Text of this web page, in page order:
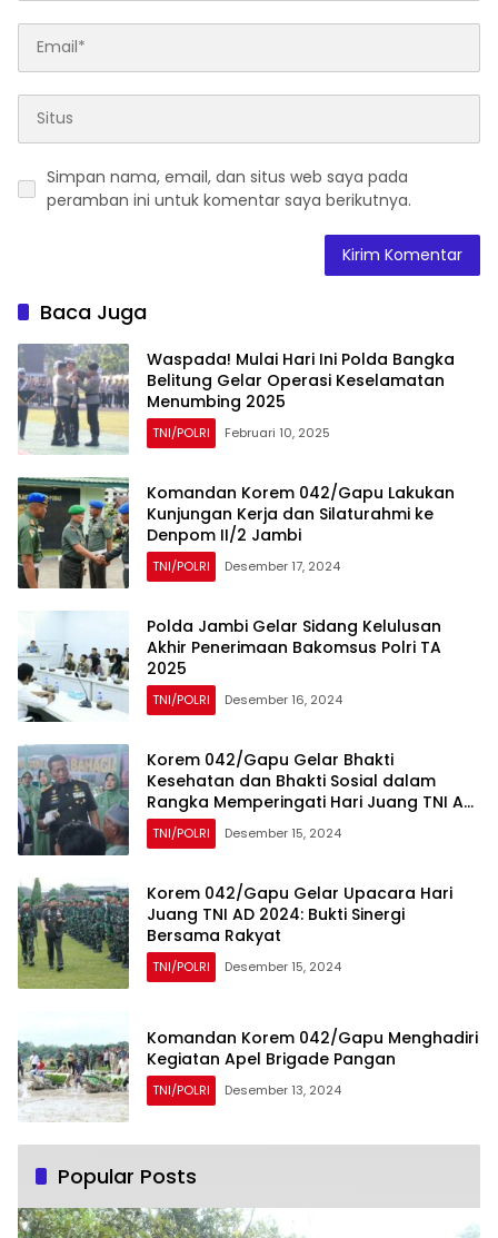
Simpan nama, email, dan situs web saya pada
peramban ini untuk komentar saya berikutnya.
Baca Juga
Waspada! Mulai Hari Ini Polda Bangka
Belitung Gelar Operasi Keselamatan
Menumbing 2025
TNI/POLRI Februari 10, 2025
Komandan Korem 042/Gapu Lakukan
Kunjungan Kerja dan Silaturahmi ke
Denpom II/2 Jambi
TNI/POLRI Desember 17, 2024
Polda Jambi Gelar Sidang Kelulusan
Akhir Penerimaan Bakomsus Polri TA
2025
TNI/POLRI Desember 16, 2024
Korem 042/Gapu Gelar Bhakti
Kesehatan dan Bhakti Sosial dalam
Rangka Memperingati Hari Juang TNI AD
Tahun 2024
TNI/POLRI Desember 15, 2024
Korem 042/Gapu Gelar Upacara Hari
Juang TNI AD 2024: Bukti Sinergi
Bersama Rakyat
TNI/POLRI Desember 15, 2024
Komandan Korem 042/Gapu Menghadiri
Kegiatan Apel Brigade Pangan
TNI/POLRI Desember 13, 2024
Popular Posts